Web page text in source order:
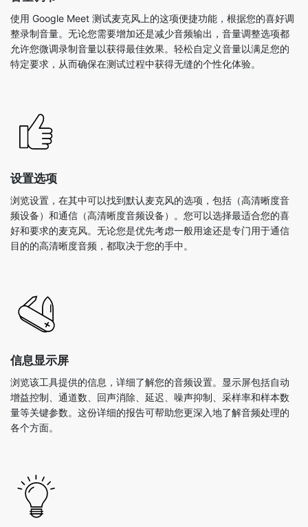
使用 Google Meet 测试麦克风上的这项便捷功能，根据您的喜好调
整录制音量。无论您需要增加还是减少音频输出，音量调整选项都
允许您微调录制音量以获得最佳效果。轻松自定义音量以满足您的
特定要求，从而确保在测试过程中获得无缝的个性化体验。
设置选项
浏览设置，在其中可以找到默认麦克风的选项，包括（高清晰度音
频设备）和通信（高清晰度音频设备）。您可以选择最适合您的喜
好和要求的麦克风。无论您是优先考虑一般用途还是专门用于通信
目的的高清晰度音频，都取决于您的手中。
信息显示屏
浏览该工具提供的信息，详细了解您的音频设置。显示屏包括自动
增益控制、通道数、回声消除、延迟、噪声抑制、采样率和样本数
量等关键参数。这份详细的报告可帮助您更深入地了解音频处理的
各个方面。